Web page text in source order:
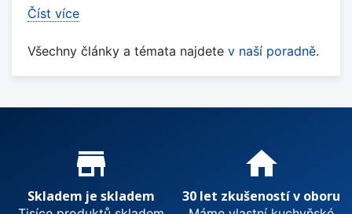
Číst více
Všechny články a témata najdete v naší poradně.
Proč nakupovat u nás?
store_mall_directory
Skladem je skladem
home
30 let zkušeností v oboru